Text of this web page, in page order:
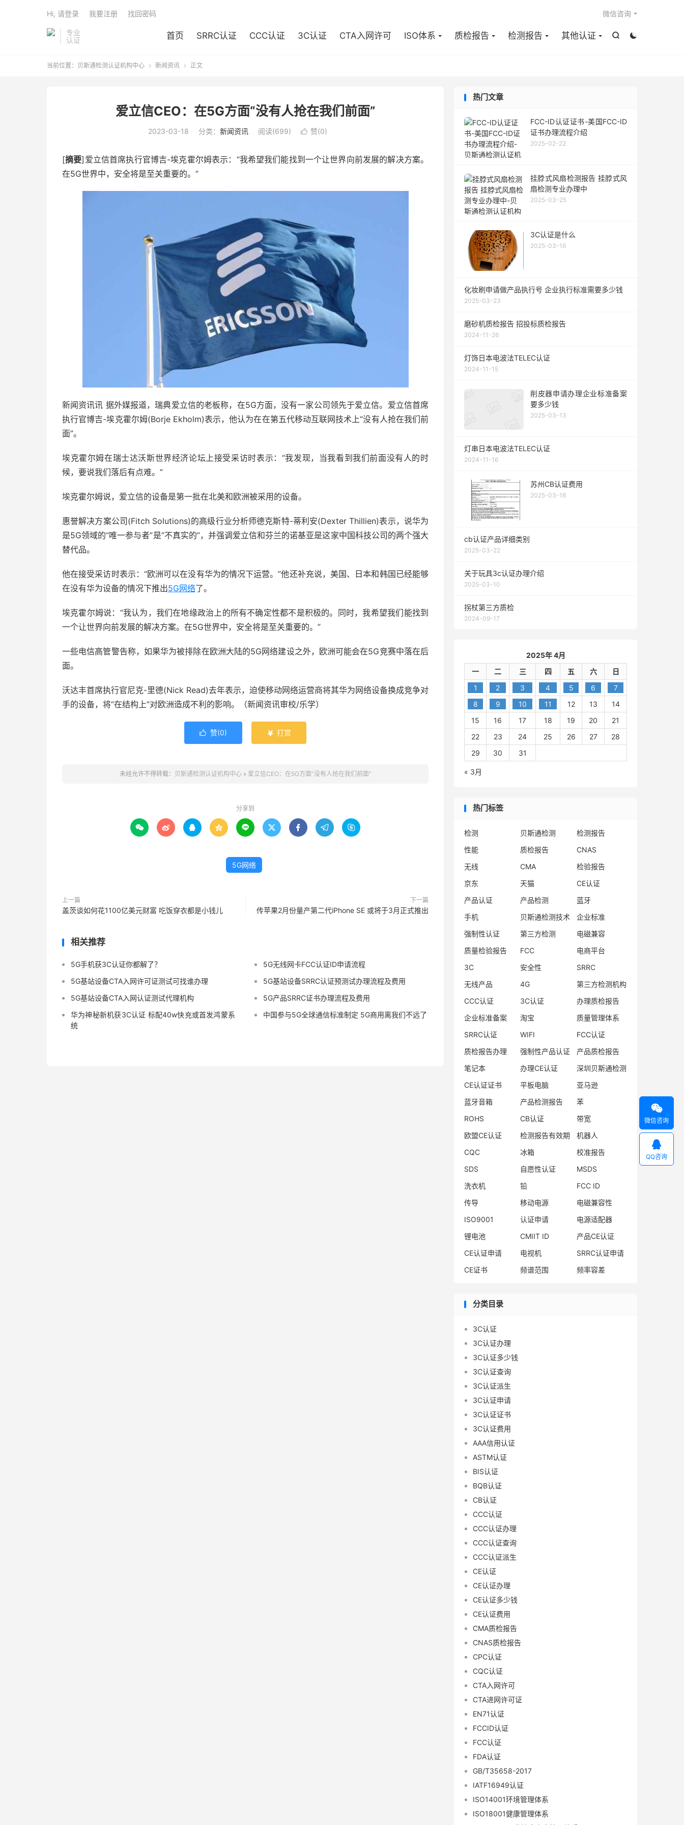
专业
认证


首页 SRRC认证 CCC认证 3C认证 CTA入网许可 ISO体系 质检报告 检测报告 其他认证
微信咨询
Hi, 请登录 我要注册 找回密码
当前位置： 贝斯通检测认证机构中心  新闻资讯  正文
爱立信CEO：在5G方面“没有人抢在我们前面”
2023-03-18 分类： 新闻资讯 阅读(699)  赞(0)
[摘要]爱立信首席执行官博吉-埃克霍尔姆表示：“我希望我们能找到一个让世界向前发展的解决方案。
在5G世界中，安全将是至关重要的。”
新闻资讯讯 据外媒报道，瑞典爱立信的老板称，在5G方面，没有一家公司领先于爱立信。爱立信首席
执行官博吉-埃克霍尔姆(Borje Ekholm)表示，他认为在在第五代移动互联网技术上“没有人抢在我们前
面”。
埃克霍尔姆在瑞士达沃斯世界经济论坛上接受采访时表示：“我发现，当我看到我们前面没有人的时
候，要说我们落后有点难。”
埃克霍尔姆说，爱立信的设备是第一批在北美和欧洲被采用的设备。
惠誉解决方案公司(Fitch Solutions)的高级行业分析师德克斯特-蒂利安(Dexter Thillien)表示，说华为
是5G领域的“唯一参与者”是“不真实的”，并强调爱立信和芬兰的诺基亚是这家中国科技公司的两个强大
替代品。
他在接受采访时表示：“欧洲可以在没有华为的情况下运营。”他还补充说，美国、日本和韩国已经能够
在没有华为设备的情况下推出5G网络了。
埃克霍尔姆说：“我认为，我们在地缘政治上的所有不确定性都不是积极的。同时，我希望我们能找到
一个让世界向前发展的解决方案。在5G世界中，安全将是至关重要的。”
一些电信高管警告称，如果华为被排除在欧洲大陆的5G网络建设之外，欧洲可能会在5G竞赛中落在后
面。
沃达丰首席执行官尼克-里德(Nick Read)去年表示，迫使移动网络运营商将其华为网络设备换成竞争对
手的设备，将“在结构上”对欧洲造成不利的影响。（新闻资讯审校/乐学）
 赞(0)  打赏
未经允许不得转载： 贝斯通检测认证机构中心» 爱立信CEO：在5G方面“没有人抢在我们前面”
分享到
        
5G网络
上一篇
盖茨谈如何花1100亿美元财富 吃饭穿衣都是小钱儿
下一篇
传苹果2月份量产第二代iPhone SE 或将于3月正式推出
相关推荐
5G手机获3C认证你都解了？
5G无线网卡FCC认证ID申请流程
5G基站设备CTA入网许可证测试可找谁办理
5G基站设备SRRC认证预测试办理流程及费用
5G基站设备CTA入网认证测试代理机构
5G产品SRRC证书办理流程及费用
华为神秘新机获3C认证 标配40w快充或首发鸿蒙系
统
中国参与5G全球通信标准制定 5G商用离我们不远了
热门文章
FCC-ID认证证书-美国FCC-ID
证书办理流程介绍
2025-02-22
挂脖式风扇检测报告 挂脖式风
扇检测专业办理中
2025-03-25
3C认证是什么
2025-03-16
化妆刷申请做产品执行号 企业执行标准需要多少钱
2025-03-23
磨砂机质检报告 招投标质检报告
2024-11-26
灯饰日本电波法TELEC认证
2024-11-15
削皮器申请办理企业标准备案
要多少钱
2025-03-13
灯串日本电波法TELEC认证
2024-11-16
苏州CB认证费用
2025-03-18
cb认证产品详细类别
2025-03-22
关于玩具3c认证办理介绍
2025-03-10
拐杖第三方质检
2024-09-17
2025年 4月
一
二 三 四 五 六
日
1
2 3 4 5 6
7
8
9 10 11 12 13
14
15
16 17 18 19 20
21
22
23 24 25 26 27
28
29
30 31
« 3月
热门标签
检测 贝斯通检测
检测报告
性能
质检报告
CNAS
无线
CMA
检验报告
京东
天猫
CE认证
产品认证
产品检测
蓝牙
手机
贝斯通检测技术
企业标准
强制性认证
第三方检测
电磁兼容
质量检验报告
FCC
电商平台
3C
安全性
SRRC
无线产品
4G
第三方检测机构
CCC认证
3C认证
办理质检报告
企业标准备案
淘宝
质量管理体系
SRRC认证
WIFI
FCC认证
质检报告办理
强制性产品认证
产品质检报告
笔记本
办理CE认证
深圳贝斯通检测
CE认证证书
平板电脑
亚马逊
蓝牙音箱
产品检测报告
苯
ROHS
CB认证
带宽
欧盟CE认证
检测报告有效期
机器人
CQC
冰箱
校准报告
SDS
自愿性认证
MSDS
洗衣机
铅
FCC ID
传导
移动电源
电磁兼容性
ISO9001
认证申请
电源适配器
锂电池
CMIIT ID
产品CE认证
CE认证申请
电视机
SRRC认证申请
CE证书
频谱范围 频率容差
分类目录
3C认证
3C认证办理
3C认证多少钱
3C认证查询
3C认证派生
3C认证申请
3C认证证书
3C认证费用
AAA信用认证
ASTM认证
BIS认证
BQB认证
CB认证
CCC认证
CCC认证办理
CCC认证查询
CCC认证派生
CE认证
CE认证办理
CE认证多少钱
CE认证费用
CMA质检报告
CNAS质检报告
CPC认证
CQC认证
CTA入网许可
CTA进网许可证
EN71认证
FCCID认证
FCC认证
FDA认证
GB/T35658-2017
IATF16949认证
ISO14001环境管理体系
ISO18001健康管理体系

微信咨询

QQ咨询